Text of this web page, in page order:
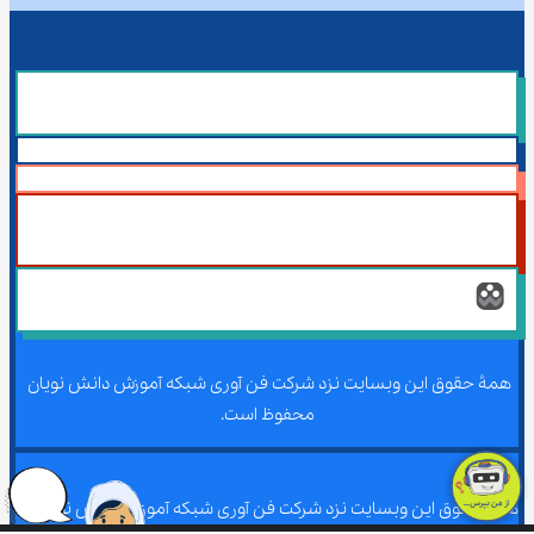
همۀ حقوق این وبسایت نزد شرکت فن آوری شبکه آموزش دانش نویان
محفوظ است.
همۀ حقوق این وبسایت نزد شرکت فن آوری شبکه آموزش دانش نویان